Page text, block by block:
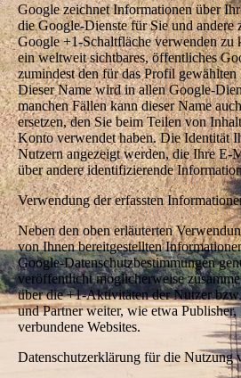
Google zeichnet Informationen über
die Google-Dienste für Sie und andere
Google +1-Schaltfläche verwenden zu
ein weltweit sichtbares, öffentliches
zumindest den für das Profil gewählten
Dieser Name wird in allen Google-
manchen Fällen kann dieser Name
ersetzen, den Sie beim Teilen von
Konto verwendet haben. Die Identität
Nutzern angezeigt werden, die Ihre E-
über andere identifizierende
Verwendung der erfassten
Neben den oben erläuterten
von Ihnen bereitgestellten
Google-Datenschutzbestimmungen
veröffentlicht möglicherweise
über die +1-Aktivitäten der Nutzer
und Partner weiter, wie etwa Publisher,
verbundene Websites.
Datenschutzerklärung für die Nutzung